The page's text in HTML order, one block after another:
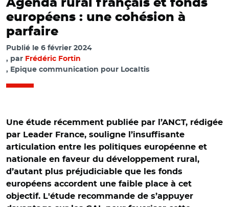
Agenda rural français et fonds
européens : une cohésion à
parfaire
Publié le 6 février 2024
par Frédéric Fortin
, Epique communication pour Localtis
Une étude récemment publiée par l’ANCT, rédigée
par Leader France, souligne l’insuffisante
articulation entre les politiques européenne et
nationale en faveur du développement rural,
d’autant plus préjudiciable que les fonds
européens accordent une faible place à cet
objectif. L'étude recommande de s’appuyer